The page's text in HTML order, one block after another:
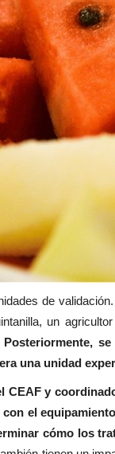
de
un
una unidad
CEAF y
el
cómo los